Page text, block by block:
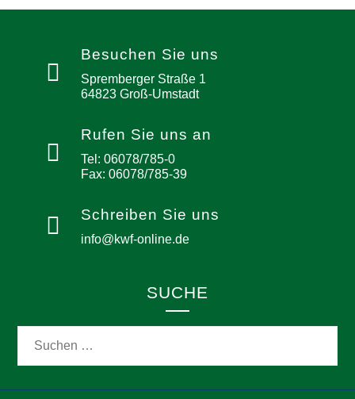
Besuchen Sie uns
Spremberger Straße 1
64823 Groß-Umstadt
Rufen Sie uns an
Tel: 06078/785-0
Fax: 06078/785-39
Schreiben Sie uns
info@kwf-online.de
SUCHE